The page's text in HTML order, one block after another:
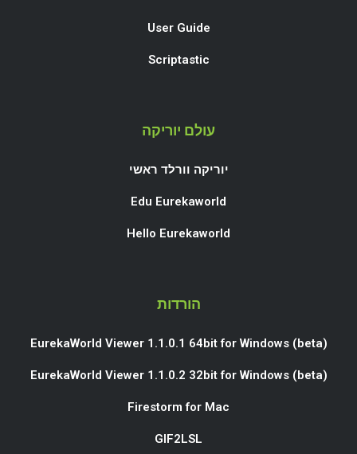
User Guide
Scriptastic
עולם יוריקה
יוריקה וורלד ראשי
Edu Eurekaworld
Hello Eurekaworld
הורדות
EurekaWorld Viewer 1.1.0.1 64bit for Windows (beta)
EurekaWorld Viewer 1.1.0.2 32bit for Windows (beta)
Firestorm for Mac
GIF2LSL